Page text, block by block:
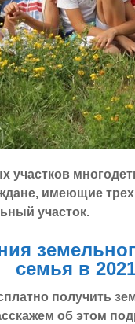
участков
имеющие
участок.
семья в
получить
об этом